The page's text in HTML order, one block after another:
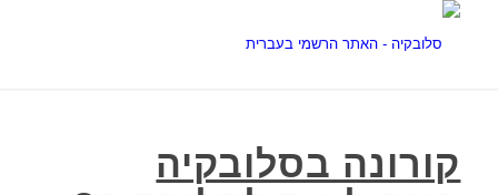
קורונה בסלובקיה